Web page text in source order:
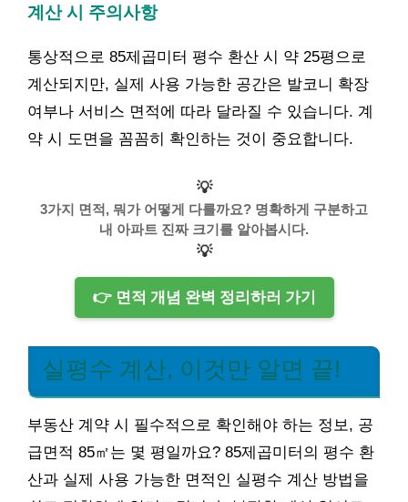
계산 시 주의사항
통상적으로 85제곱미터 평수 환산 시 약 25평으로
계산되지만, 실제 사용 가능한 공간은 발코니 확장
여부나 서비스 면적에 따라 달라질 수 있습니다. 계
약 시 도면을 꼼꼼히 확인하는 것이 중요합니다.
💡
3가지 면적, 뭐가 어떻게 다를까요? 명확하게 구분하고
내 아파트 진짜 크기를 알아봅시다.
💡
👉 면적 개념 완벽 정리하러 가기
실평수 계산, 이것만 알면 끝!
부동산 계약 시 필수적으로 확인해야 하는 정보, 공
급면적 85㎡는 몇 평일까요? 85제곱미터의 평수 환
산과 실제 사용 가능한 면적인 실평수 계산 방법을